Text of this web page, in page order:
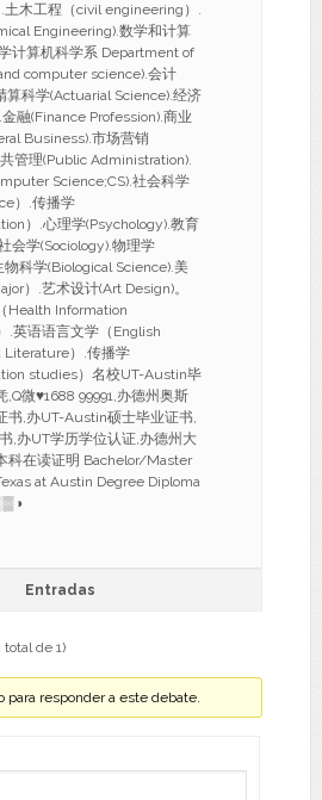
土木工程（civil engineering）.
Engineering).数学和计算
计算机科学系 Department of
computer science).会计
算科学(Actuarial Science).经济
融(Finance Profession).商业
Business).市场营销
管理(Public Administration).
Science;CS).社会科学
）.传播学
）.心理学(Psychology).教育
会学(Sociology).物理学
物科学(Biological Science).美
）.艺术设计(Art Design)。
Health Information
.英语语言文学（English
Literature）.传播学
studies）名校UT-Austin毕
,Q微♥1688 99991,办德州奥斯
书,办UT-Austin硕士毕业证书,
,办UT学历学位认证,办德州大
科在读证明 Bachelor/Master
at Austin Degree Diploma
Entradas
de 1)
para responder a este debate.